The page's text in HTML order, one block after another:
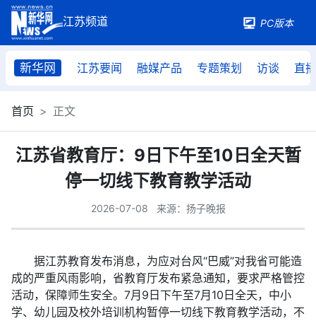
PC版本
新华网 江苏要闻 融媒产品 专题策划 访谈 直播
首页 正文
江苏省教育厅：9日下午至10日全天暂
停一切线下教育教学活动
2026-07-08 来源：扬子晚报
据江苏教育发布消息，为应对台风“巴威”对我省可能造
成的严重风雨影响，省教育厅发布紧急通知，要求严格管控
活动，保障师生安全。7月9日下午至7月10日全天，中小
学、幼儿园及校外培训机构暂停一切线下教育教学活动，不